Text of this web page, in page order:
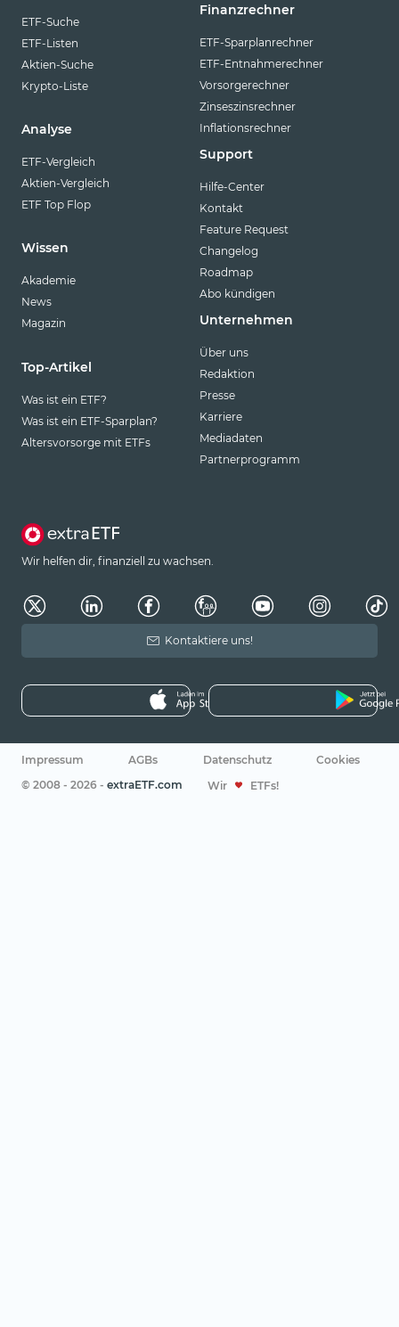
ETF-Suche
ETF-Listen
Aktien-Suche
Krypto-Liste
Analyse
ETF-Vergleich
Aktien-Vergleich
ETF Top Flop
Wissen
Akademie
News
Magazin
Top-Artikel
Was ist ein ETF?
Was ist ein ETF-Sparplan?
Altersvorsorge mit ETFs
Finanzrechner
ETF-Sparplanrechner
ETF-Entnahmerechner
Vorsorgerechner
Zinseszinsrechner
Inflationsrechner
Support
Hilfe-Center
Kontakt
Feature Request
Changelog
Roadmap
Abo kündigen
Unternehmen
Über uns
Redaktion
Presse
Karriere
Mediadaten
Partnerprogramm
Wir helfen dir, finanziell zu wachsen.
Kontaktiere uns!
Impressum AGBs Datenschutz
Cookies
© 2008 - 2026 - extraETF.com Wir ETFs!